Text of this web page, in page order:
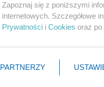
NATO
KO
Zapoznaj się z poniższymi
internetowych. Szczegółowe
Prywatności i Cookies oraz po
PARTNERZY